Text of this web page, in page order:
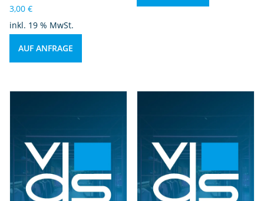
3,00 €
inkl. 19 % MwSt.
AUF ANFRAGE